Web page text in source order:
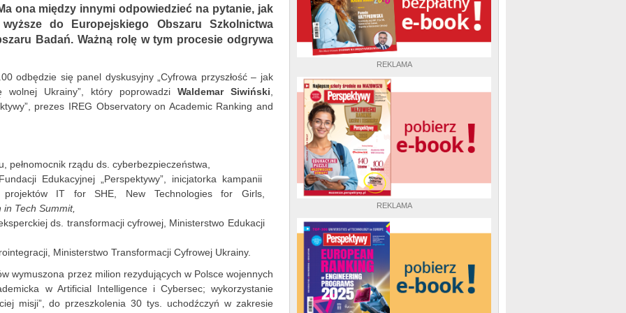
REKLAMA
REKLAMA
ona między innymi odpowiedzieć na pytanie, jak
do Europejskiego Obszaru Szkolnictwa
Badań. Ważną rolę w tym procesie odgrywa
odbędzie się panel dyskusyjny „Cyfrowa przyszłość – jak
wolnej Ukrainy”, który poprowadzi Waldemar Siwiński
prezes IREG Observatory on Academic Ranking and
pełnomocnik rządu ds. cyberbezpieczeństwa,
Edukacyjnej „Perspektywy”, inicjatorka kampanii
projektów IT for SHE, New Technologies for Girls,
Tech Summit,
ds. transformacji cyfrowej, Ministerstwo Edukacji
Ministerstwo Transformacji Cyfrowej Ukrainy.
wymuszona przez milion rezydujących w Polsce wojennych
w Artificial Intelligence i Cybersec; wykorzystanie
misji”, do przeszkolenia 30 tys. uchodźczyń w zakresie